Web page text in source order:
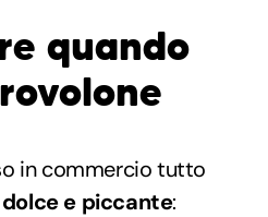
quando
in commercio tutto
e piccante: